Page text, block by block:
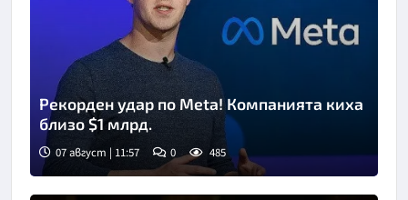
Рекорден удар по Meta! Компанията киха
близо $1 млрд.
07 август | 11:57 0 485